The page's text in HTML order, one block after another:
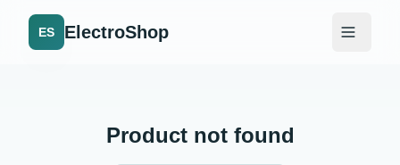
ES ElectroShop
Product not found